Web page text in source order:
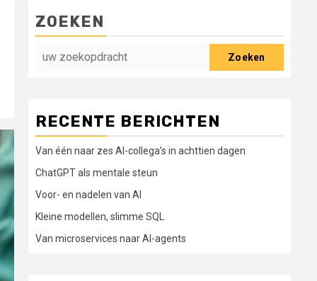
ZOEKEN
Zoeken
RECENTE BERICHTEN
Van één naar zes AI-collega’s in achttien dagen
ChatGPT als mentale steun
Voor- en nadelen van AI
Kleine modellen, slimme SQL
Van microservices naar AI-agents